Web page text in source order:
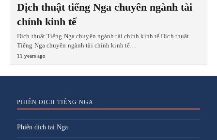
Dịch thuật tiếng Nga chuyên ngành tài
chính kinh tế
Dịch thuật Tiếng Nga chuyên ngành tài chính kinh tế Dịch thuật
Tiếng Nga chuyên ngành tài chính kinh tế…
11 years ago
PHIÊN DỊCH TIẾNG NGA
Phiên dịch tại Nga